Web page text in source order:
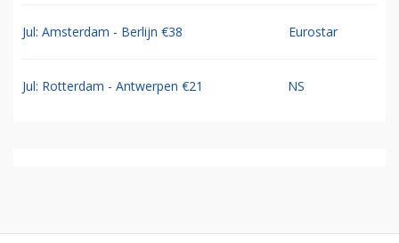
Jul: Amsterdam - Berlijn €38 Eurostar
Jul: Rotterdam - Antwerpen €21 NS